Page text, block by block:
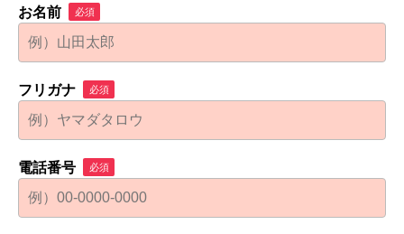
お名前 必須
フリガナ 必須
電話番号 必須